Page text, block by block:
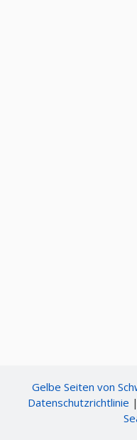
Gelbe Seiten von
Datenschutzrichtlinie |